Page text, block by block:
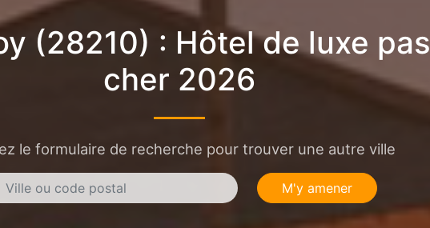
(28210) : Hôtel de luxe pas
cher 2026
le formulaire de recherche pour trouver une autre ville
M'y amener